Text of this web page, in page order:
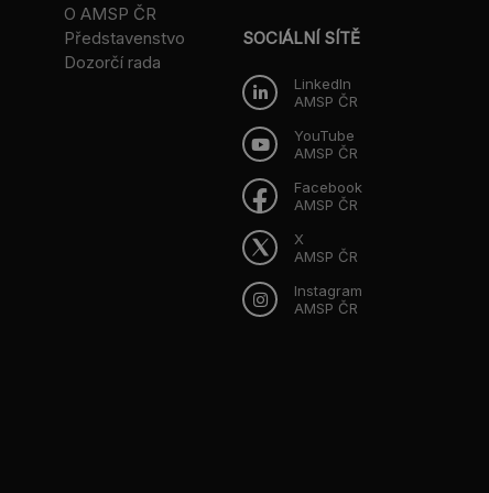
O AMSP ČR
Představenstvo
Dozorčí rada
SOCIÁLNÍ SÍTĚ
LinkedIn
AMSP ČR
YouTube
AMSP ČR
Facebook
AMSP ČR
X
AMSP ČR
Instagram
AMSP ČR